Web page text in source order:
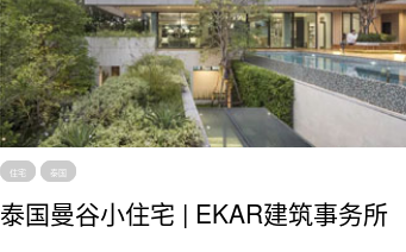
住宅 泰国
泰国曼谷小住宅 | EKAR建筑事务所